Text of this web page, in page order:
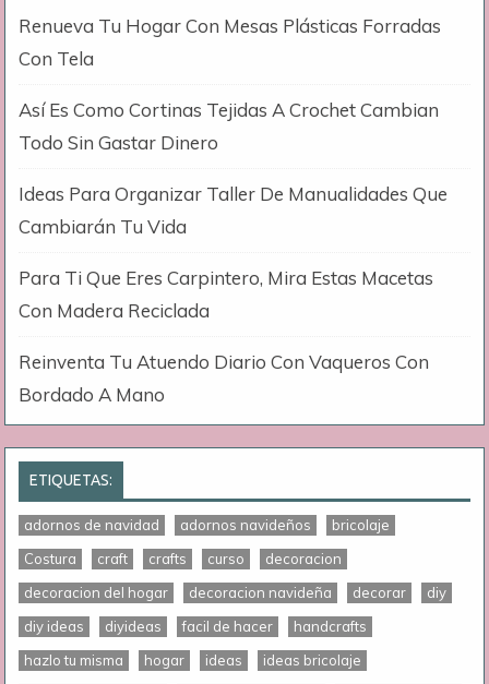
Renueva Tu Hogar Con Mesas Plásticas Forradas
Con Tela
Así Es Como Cortinas Tejidas A Crochet Cambian
Todo Sin Gastar Dinero
Ideas Para Organizar Taller De Manualidades Que
Cambiarán Tu Vida
Para Ti Que Eres Carpintero, Mira Estas Macetas
Con Madera Reciclada
Reinventa Tu Atuendo Diario Con Vaqueros Con
Bordado A Mano
ETIQUETAS:
adornos de navidad adornos navideños
bricolaje
Costura
craft crafts curso
decoracion
decoracion del hogar
decoracion navideña decorar
diy
diy ideas
diyideas facil de hacer
handcrafts
hazlo tu misma
hogar ideas
ideas bricolaje